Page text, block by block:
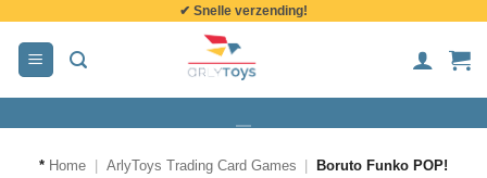
inhoud
✔ Snelle verzending!
* Home ArlyToys Trading Card Games
Boruto Funko POP!